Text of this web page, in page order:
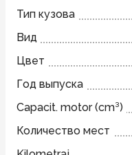
Тип кузова
Вид
Цвет
Год выпуска
Capacit. motor (cm³)
Количество мест